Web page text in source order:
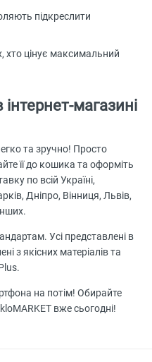
підкреслити
хто цінує максимальний
магазині
та зручно! Просто
її до кошика та оформіть
по всій Україні,
Дніпро, Вінниця, Львів,
Усі представлені в
з якісних матеріалів та
на потім! Обирайте
вже сьогодні!